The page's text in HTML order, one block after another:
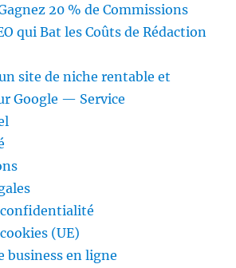
20 % de Commissions
qui Bat les Coûts de Rédaction
site de niche rentable et
Google — Service
(UE)
business en ligne